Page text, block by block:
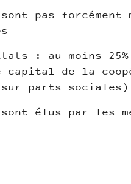
pas
: au moins
capital de la
parts sociales)
élus par les